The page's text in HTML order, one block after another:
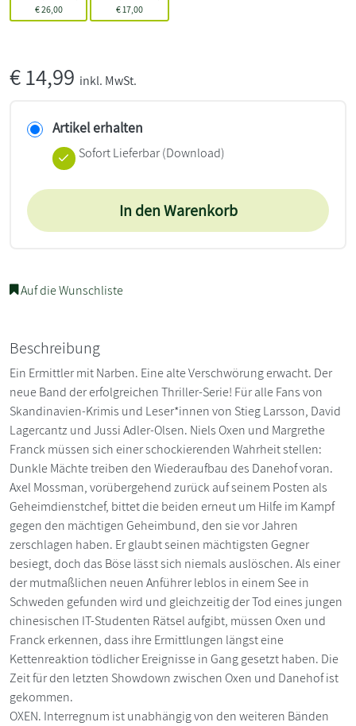
€26,00
€ 17,00
€14,99 inkl. MwSt.
Artikel erhalten
Sofort Lieferbar (Download)
In den Warenkorb
Auf die Wunschliste
Beschreibung
Ein Ermittler mit Narben. Eine alte Verschwörung erwacht. Der
neue Band der erfolgreichen Thriller-Serie! Für alle Fans von
Skandinavien-Krimis und Leser*innen von Stieg Larsson, David
Lagercantz und Jussi Adler-Olsen. Niels Oxen und Margrethe
Franck müssen sich einer schockierenden Wahrheit stellen:
Dunkle Mächte treiben den Wiederaufbau des Danehof voran.
Axel Mossman, vorübergehend zurück auf seinem Posten als
Geheimdienstchef, bittet die beiden erneut um Hilfe im Kampf
gegen den mächtigen Geheimbund, den sie vor Jahren
zerschlagen haben. Er glaubt seinen mächtigsten Gegner
besiegt, doch das Böse lässt sich niemals auslöschen. Als einer
der mutmaßlichen neuen Anführer leblos in einem See in
Schweden gefunden wird und gleichzeitig der Tod eines jungen
chinesischen IT-Studenten Rätsel aufgibt, müssen Oxen und
Franck erkennen, dass ihre Ermittlungen längst eine
Kettenreaktion tödlicher Ereignisse in Gang gesetzt haben. Die
Zeit für den letzten Showdown zwischen Oxen und Danehof ist
gekommen.
OXEN. Interregnum ist unabhängig von den weiteren Bänden